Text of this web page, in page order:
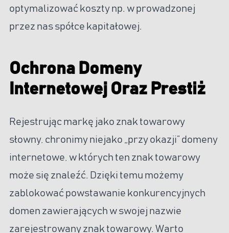
optymalizować koszty np. w prowadzonej
przez nas spółce kapitałowej.
Ochrona Domeny
Internetowej Oraz Prestiż
Rejestrując markę jako znak towarowy
słowny, chronimy niejako „przy okazji” domeny
internetowe, w których ten znak towarowy
może się znaleźć. Dzięki temu możemy
zablokować powstawanie konkurencyjnych
domen zawierających w swojej nazwie
zarejestrowany znak towarowy. Warto